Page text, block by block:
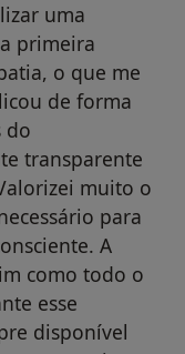
uma
primeira
o que me
de forma
do
transparente
muito o
para
A
como todo o
esse
disponível